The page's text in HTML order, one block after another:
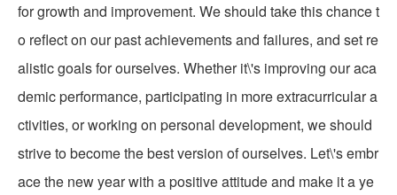
for growth and improvement. We should take this chance t
o reflect on our past achievements and failures, and set re
alistic goals for ourselves. Whether it\'s improving our aca
demic performance, participating in more extracurricular a
ctivities, or working on personal development, we should
strive to become the best version of ourselves. Let\'s embr
ace the new year with a positive attitude and make it a ye